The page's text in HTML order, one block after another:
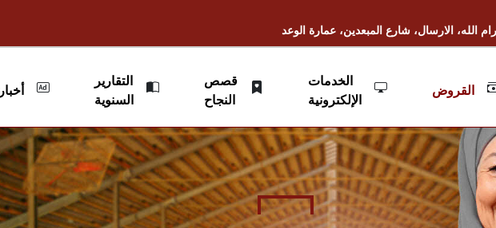
الله، الارسال، شارع المبعدين، عمارة الوعد
القروض
الخدمات
الإلكترونية
قصص
النجاح
التقارير
السنوية